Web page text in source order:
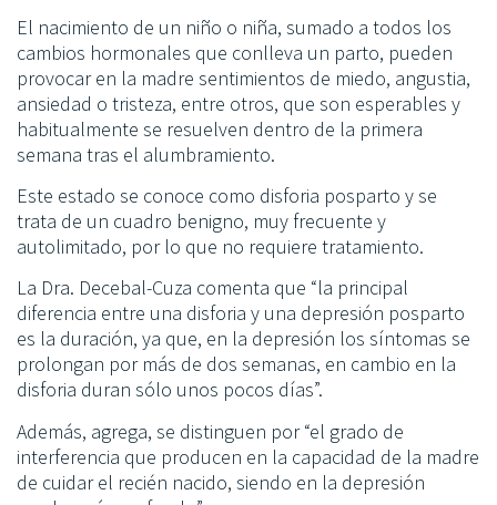
El nacimiento de un niño o niña, sumado a todos los
cambios hormonales que conlleva un parto, pueden
provocar en la madre sentimientos de miedo, angustia,
ansiedad o tristeza, entre otros, que son esperables y
habitualmente se resuelven dentro de la primera
semana tras el alumbramiento.
Este estado se conoce como disforia posparto y se
trata de un cuadro benigno, muy frecuente y
autolimitado, por lo que no requiere tratamiento.
La Dra. Decebal-Cuza comenta que “la principal
diferencia entre una disforia y una depresión posparto
es la duración, ya que, en la depresión los síntomas se
prolongan por más de dos semanas, en cambio en la
disforia duran sólo unos pocos días”.
Además, agrega, se distinguen por “el grado de
interferencia que producen en la capacidad de la madre
de cuidar el recién nacido, siendo en la depresión